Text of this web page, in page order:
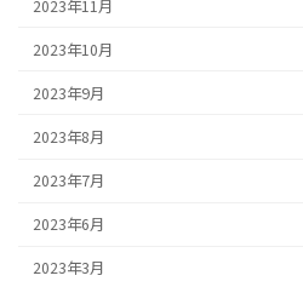
2023年11月
2023年10月
2023年9月
2023年8月
2023年7月
2023年6月
2023年3月